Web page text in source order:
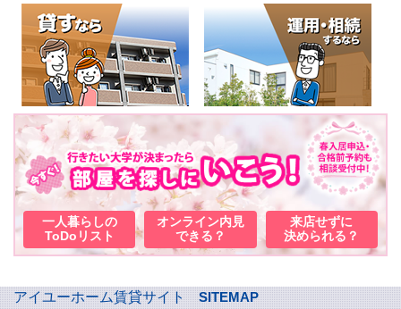
一人暮らしの
ToDoリスト
オンライン内見
できる？
来店せずに
決められる？
アイユーホーム賃貸サイト
SITEMAP